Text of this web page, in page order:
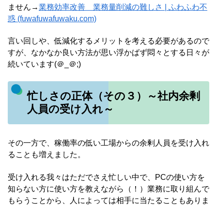
ません→業務効率改善 業務量削減の難しさ | ふわふわ不
惑 (fuwafuwafuwaku.com)
言い回しや、低減化するメリットを考える必要があるので
すが、なかなか良い方法が思い浮かばず悶々とする日々が
続いています(＠_＠;)
忙しさの正体（その３）～社内余剰
人員の受け入れ～
その一方で、稼働率の低い工場からの余剰人員を受け入れ
ることも増えました。
受け入れる我々はただでさえ忙しい中で、PCの使い方を
知らない方に使い方を教えながら（！）業務に取り組んで
もらうことから、人によっては相手に当たることもありま